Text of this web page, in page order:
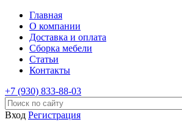
Главная
О компании
Доставка и оплата
Сборка мебели
Статьи
Контакты
+7 (930) 833-88-03
Вход Регистрация